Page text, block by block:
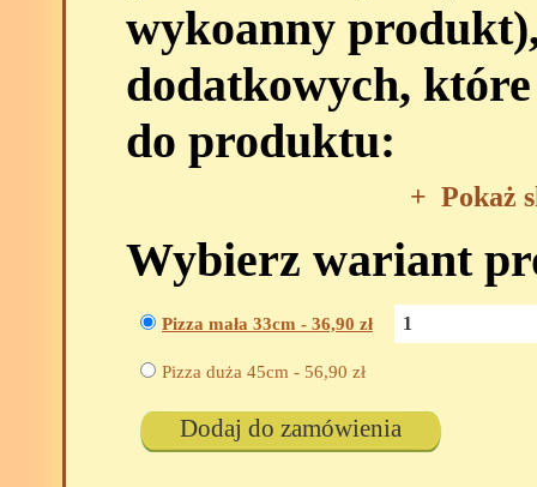
wykoanny
dodatkowych,
do produktu:
+ Pokaż
Wybierz wariant
Pizza mała 33cm - 36,90 zł
Pizza duża 45cm - 56,90 zł
Dodaj do zamówienia